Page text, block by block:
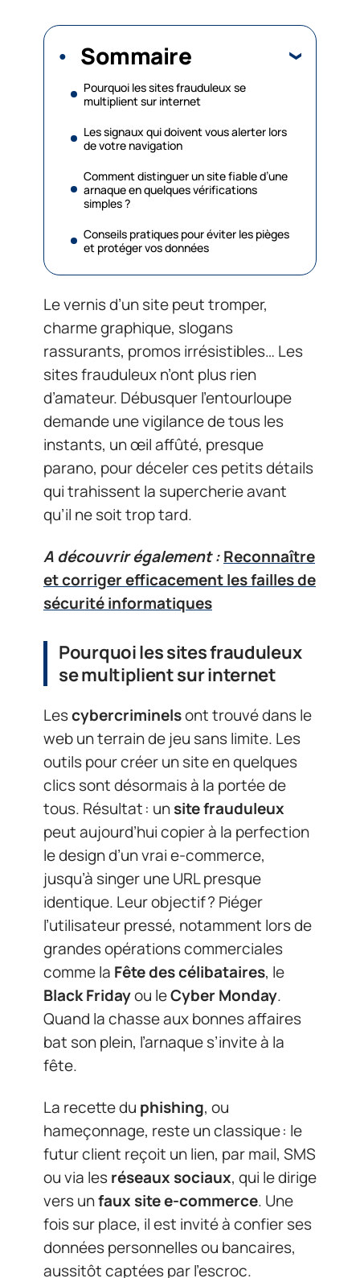
Sommaire
Pourquoi les sites frauduleux se
multiplient sur internet
Les signaux qui doivent vous alerter lors
de votre navigation
Comment distinguer un site fiable d’une
arnaque en quelques vérifications
simples ?
Conseils pratiques pour éviter les pièges
et protéger vos données
Le vernis d’un site peut tromper,
charme graphique, slogans
rassurants, promos irrésistibles… Les
sites frauduleux n’ont plus rien
d’amateur. Débusquer l’entourloupe
demande une vigilance de tous les
instants, un œil affûté, presque
parano, pour déceler ces petits détails
qui trahissent la supercherie avant
qu’il ne soit trop tard.
A découvrir également :Reconnaître
et corriger efficacement les failles de
sécurité informatiques
Pourquoi les sites frauduleux
se multiplient sur internet
Lescybercriminelsont trouvé dans le
web un terrain de jeu sans limite. Les
outils pour créer un site en quelques
clics sont désormais à la portée de
tous. Résultat : unsite frauduleux
peut aujourd’hui copier à la perfection
le design d’un vrai e-commerce,
jusqu’à singer une URL presque
identique. Leur objectif ? Piéger
l’utilisateur pressé, notamment lors de
grandes opérations commerciales
comme la Fête des célibataires, le
Black Fridayou leCyber Monday.
Quand la chasse aux bonnes affaires
bat son plein, l’arnaque s’invite à la
fête.
La recette du phishing, ou
hameçonnage, reste un classique : le
futur client reçoit un lien, par mail, SMS
ou via lesréseaux sociaux, qui le dirige
vers unfaux site e-commerce. Une
fois sur place, il est invité à confier ses
données personnelles ou bancaires,
aussitôt captées par l’escroc.